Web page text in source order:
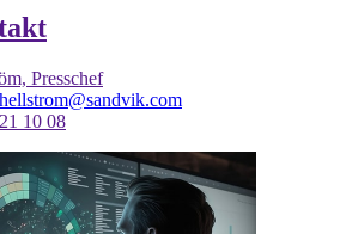
Presschef
10 08